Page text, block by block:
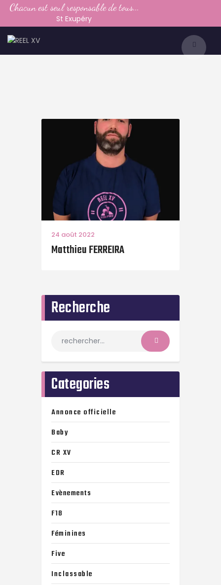
Chacun est seul responsable de tous...
St Exupéry
LE CLUB
LA VIE DU CLUB
24 août 2022
Matthieu FERREIRA
Recherche
Categories
Annonce officielle
Baby
CR XV
EDR
Evènements
F18
Féminines
Five
Inclassable